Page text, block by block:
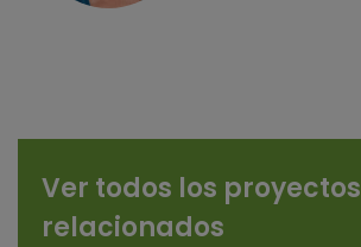
Ver todos los proyectos
relacionados